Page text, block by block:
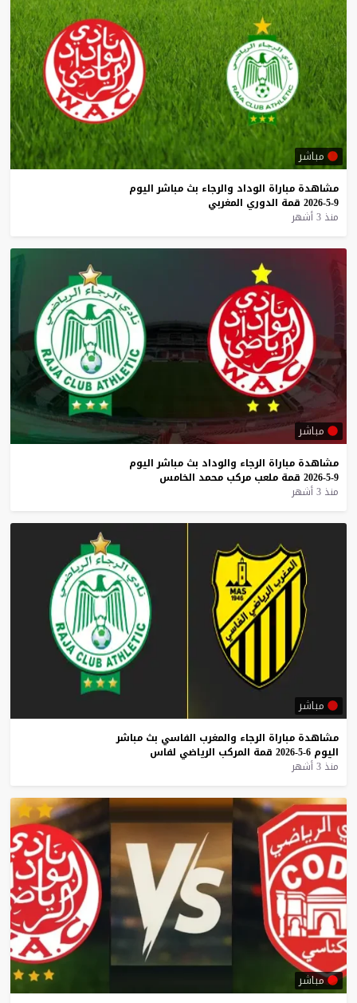
مباشر
مشاهدة مباراة الوداد والرجاء بث مباشر اليوم
9-5-2026
قمة الدوري المغربي
منذ 3 أشهر
مباشر
مشاهدة مباراة الرجاء والوداد بث مباشر اليوم
9-5-2026
قمة ملعب مركب محمد الخامس
منذ 3 أشهر
مباشر
مشاهدة مباراة الرجاء والمغرب الفاسي بث مباشر
اليوم 6-5-2026 قمة المركب الرياضي لفاس
منذ 3 أشهر
مباشر